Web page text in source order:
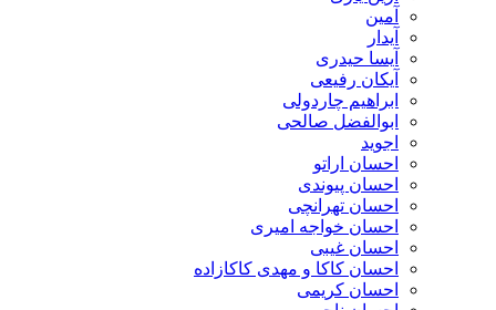
آمین
آیدار
آیسا حیدری
آیکان رفیعی
ابراهیم چاردولی
ابوالفضل صالحی
اجوید
احسان اراتو
احسان پیوندی
احسان تهرانچی
احسان خواجه امیری
احسان غیبی
احسان کاکا و مهدی کاکازاده
احسان کریمی